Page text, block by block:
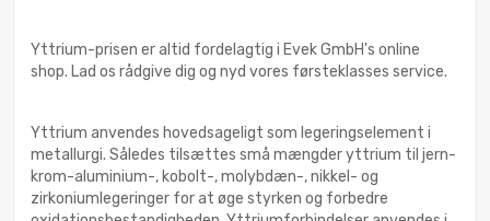
Yttrium-prisen er altid fordelagtig i Evek GmbH's online
shop. Lad os rådgive dig og nyd vores førsteklasses service.
Yttrium anvendes hovedsageligt som legeringselement i
metallurgi. Således tilsættes små mængder yttrium til jern-
krom-aluminium-, kobolt-, molybdæn-, nikkel- og
zirkoniumlegeringer for at øge styrken og forbedre